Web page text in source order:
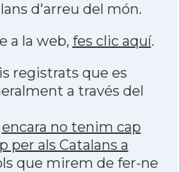
d'arreu del món.
a la web, fes clic aquí.
registrats que es
a través del
encara no tenim cap
per als Catalans a
que mirem de fer-ne